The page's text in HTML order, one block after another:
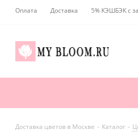
Оплата Доставка 5% КЭШБЭК с
Доставка цветов в Москве - Каталог -